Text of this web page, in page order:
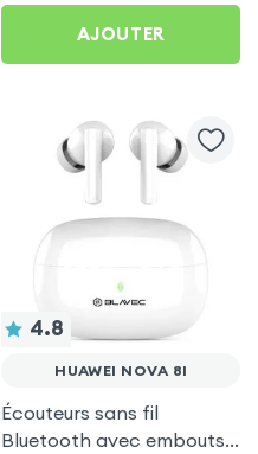
Huawei Nova 8i
AJOUTER
4.8
HUAWEI NOVA 8I
Écouteurs sans fil
Bluetooth avec embouts